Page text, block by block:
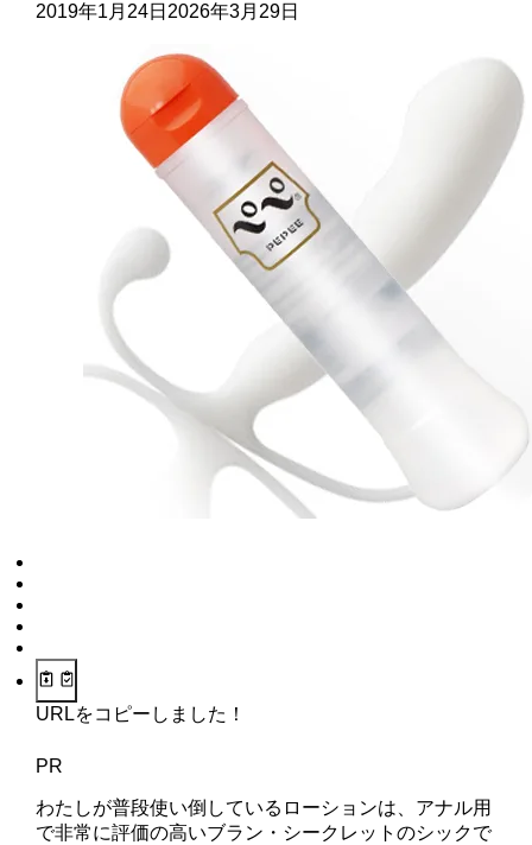
2019年1月24日 2026年3月29日
URLをコピーしました！
PR
わたしが普段使い倒しているローションは、アナル用
で非常に評価の高いブラン・シークレットのシックで